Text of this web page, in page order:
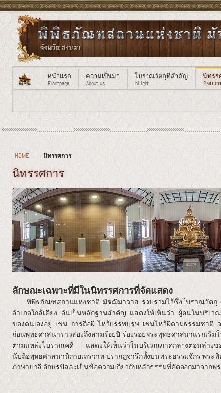
หน้าแรก
Frontpage
ความเป็นมา
About us
โบราณวัตถุที่สำคัญ
hilight
นิทรร
กิจกรร
HOME นิทรรศการ
นิทรรศการ
ลักษณะเฉพาะที่มีในนิทรรศการที่จัดแสดง
พิพิธภัณฑสถานแห่งชาติ มัชฌิมาวาส รวบรวมไว้ซึ่งโบราณวัตถุ ศิ
อำเภอใกล้เคียง อันเป็นหลักฐานสำคัญ แสดงให้เห็นว่า ผู้คนในบริเ
ของตนเองอยู่ เช่น การถือผี ไหว้บรรพบุรุษ เซ่นไหว้ผีตามธรรมชาติ
ก่อนพุทธศาสนาราวสองถึงสามร้อยปี ร่องรอยพระพุทธศาสนาแรกเริ่
ตามแหล่งโบราณคดี แสดงให้เห็นว่าในบริเวณภาคกลางตอนล่างข
นับถือพุทธศาสนานิกายเถรวาท ปรากฏจารึกทั้งบนพระธรรมจักร พระ
ภาษาบาลี อักษรปัลละเป็นข้อความเกี่ยวกับหลักธรรมที่คัดออกมาจากพ